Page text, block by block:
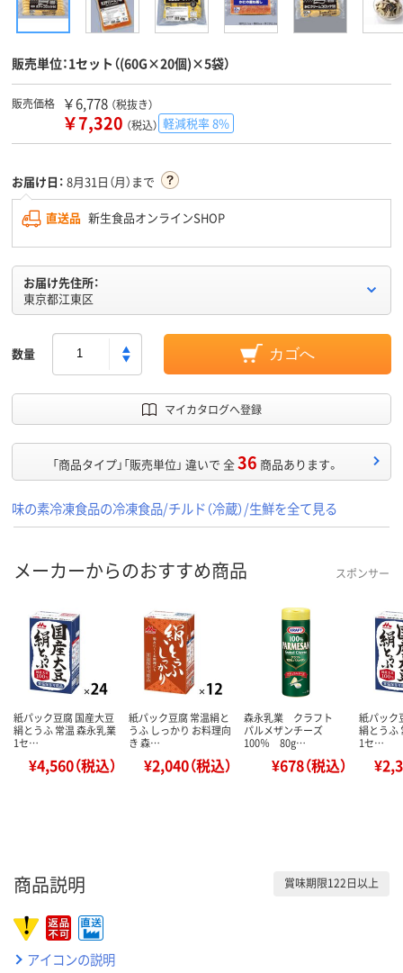
販売単位：1セット（(60G×20個)×5袋）
販売価格 ￥6,778 （税抜き）
￥7,320 （税込） 軽減税率 8%
お届け日： 8月31日（月）まで
直送品 新生食品オンラインSHOP
お届け先住所：
東京都江東区
数量 カゴへ
マイカタログへ登録
「商品タイプ」「販売単位」 違いで 全36 商品あります。
味の素冷凍食品の冷凍食品/チルド（冷蔵）/生鮮を全て見る
メーカーからのおすすめ商品 スポンサー
紙パック豆腐 国産大豆
絹とうふ 常温 森永乳業
1セ…
¥4,560（税込）
紙パック豆腐 常温絹と
うふ しっかり お料理向
き 森…
¥2,040（税込）
森永乳業 クラフト
パルメザンチーズ
100％ 80g…
¥678（税込）
紙パック
絹とうふ
1セ…
商品説明 賞味期限122日以上
アイコンの説明